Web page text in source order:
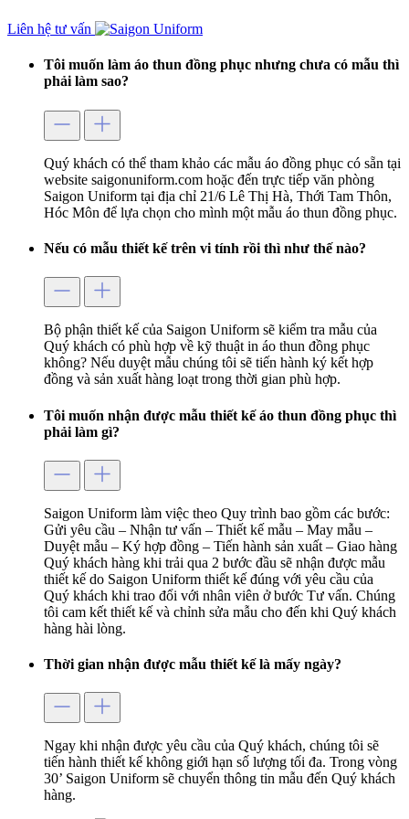
Liên hệ tư vấn
Tôi muốn làm áo thun đồng phục nhưng chưa có mẫu thì
phải làm sao?
Quý khách có thể tham khảo các mẫu áo đồng phục có sẵn tại
website saigonuniform.com hoặc đến trực tiếp văn phòng
Saigon Uniform tại địa chỉ 21/6 Lê Thị Hà, Thới Tam Thôn,
Hóc Môn để lựa chọn cho mình một mẫu áo thun đồng phục.
Nếu có mẫu thiết kế trên vi tính rồi thì như thế nào?
Bộ phận thiết kế của Saigon Uniform sẽ kiểm tra mẫu của
Quý khách có phù hợp về kỹ thuật in áo thun đồng phục
không? Nếu duyệt mẫu chúng tôi sẽ tiến hành ký kết hợp
đồng và sản xuất hàng loạt trong thời gian phù hợp.
Tôi muốn nhận được mẫu thiết kế áo thun đồng phục thì
phải làm gì?
Saigon Uniform làm việc theo Quy trình bao gồm các bước:
Gửi yêu cầu – Nhận tư vấn – Thiết kế mẫu – May mẫu –
Duyệt mẫu – Ký hợp đồng – Tiến hành sản xuất – Giao hàng
Quý khách hàng khi trải qua 2 bước đầu sẽ nhận được mẫu
thiết kế do Saigon Uniform thiết kế đúng với yêu cầu của
Quý khách khi trao đổi với nhân viên ở bước Tư vấn. Chúng
tôi cam kết thiết kế và chỉnh sửa mẫu cho đến khi Quý khách
hàng hài lòng.
Thời gian nhận được mẫu thiết kế là mấy ngày?
Ngay khi nhận được yêu cầu của Quý khách, chúng tôi sẽ
tiến hành thiết kế không giới hạn số lượng tối đa. Trong vòng
30’ Saigon Uniform sẽ chuyển thông tin mẫu đến Quý khách
hàng.